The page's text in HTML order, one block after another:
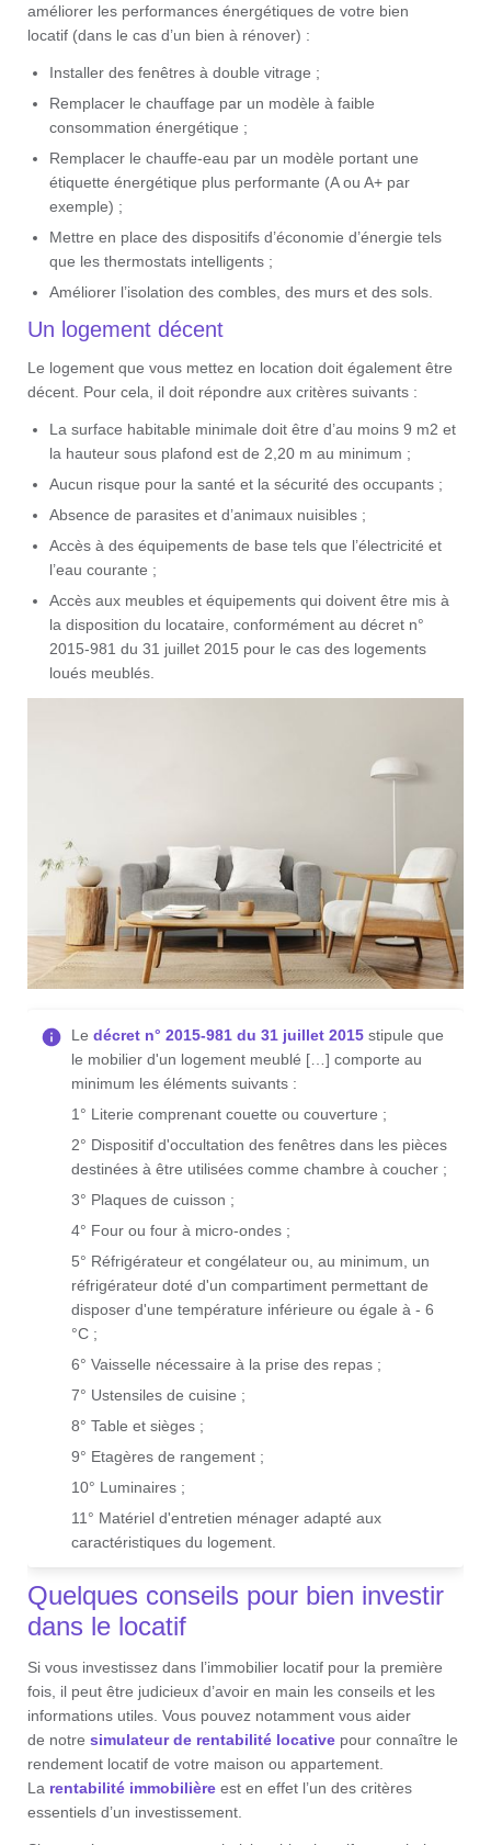
améliorer les performances énergétiques de votre bien
locatif (dans le cas d’un bien à rénover) :
Installer des fenêtres à double vitrage ;
Remplacer le chauffage par un modèle à faible
consommation énergétique ;
Remplacer le chauffe-eau par un modèle portant une
étiquette énergétique plus performante (A ou A+ par
exemple) ;
Mettre en place des dispositifs d’économie d’énergie tels
que les thermostats intelligents ;
Améliorer l’isolation des combles, des murs et des sols.
Un logement décent
Le logement que vous mettez en location doit également être
décent. Pour cela, il doit répondre aux critères suivants :
La surface habitable minimale doit être d’au moins 9 m2 et
la hauteur sous plafond est de 2,20 m au minimum ;
Aucun risque pour la santé et la sécurité des occupants ;
Absence de parasites et d’animaux nuisibles ;
Accès à des équipements de base tels que l’électricité et
l’eau courante ;
Accès aux meubles et équipements qui doivent être mis à
la disposition du locataire, conformément au décret n°
2015-981 du 31 juillet 2015 pour le cas des logements
loués meublés.
Le décret n° 2015-981 du 31 juillet 2015 stipule que
le mobilier d'un logement meublé […] comporte au
minimum les éléments suivants :
1° Literie comprenant couette ou couverture ;
2° Dispositif d'occultation des fenêtres dans les pièces
destinées à être utilisées comme chambre à coucher ;
3° Plaques de cuisson ;
4° Four ou four à micro-ondes ;
5° Réfrigérateur et congélateur ou, au minimum, un
réfrigérateur doté d'un compartiment permettant de
disposer d'une température inférieure ou égale à - 6
°C ;
6° Vaisselle nécessaire à la prise des repas ;
7° Ustensiles de cuisine ;
8° Table et sièges ;
9° Etagères de rangement ;
10° Luminaires ;
11° Matériel d'entretien ménager adapté aux
caractéristiques du logement.
Quelques conseils pour bien investir
dans le locatif
Si vous investissez dans l’immobilier locatif pour la première
fois, il peut être judicieux d’avoir en main les conseils et les
informations utiles. Vous pouvez notamment vous aider
de notre simulateur de rentabilité locative pour connaître le
rendement locatif de votre maison ou appartement.
La rentabilité immobilière est en effet l’un des critères
essentiels d’un investissement.